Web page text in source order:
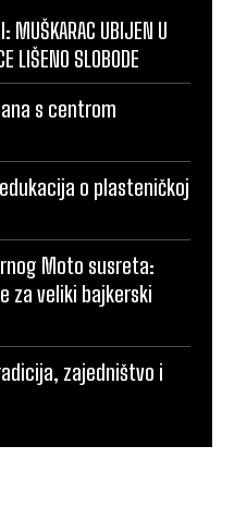
MUŠKARAC UBIJEN U
LIŠENO SLOBODE
s centrom
o plasteničkoj
Moto susreta:
za veliki bajkerski
zajedništvo i